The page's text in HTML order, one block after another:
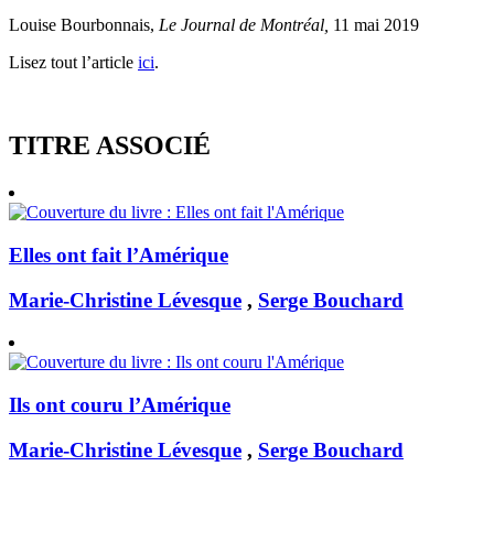
Louise Bourbonnais, Le Journal de Montréal, 11 mai 2019
Lisez tout l’article ici.
TITRE ASSOCIÉ
Elles ont fait l’Amérique
Marie-Christine Lévesque , Serge Bouchard
Ils ont couru l’Amérique
Marie-Christine Lévesque , Serge Bouchard